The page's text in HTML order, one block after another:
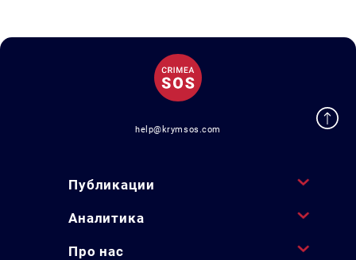
help@krymsos.com
Публикации
Аналитика
Про нас